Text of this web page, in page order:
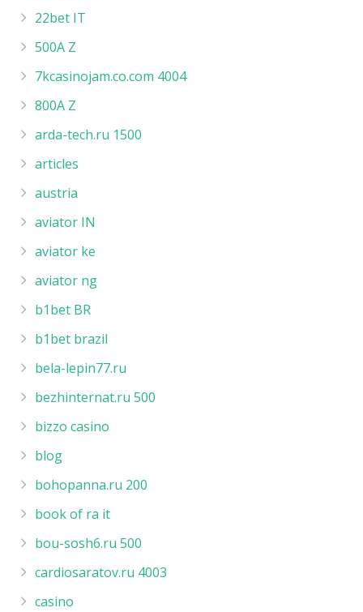
22bet IT
500A Z
7kcasinojam.co.com 4004
800A Z
arda-tech.ru 1500
articles
austria
aviator IN
aviator ke
aviator ng
b1bet BR
b1bet brazil
bela-lepin77.ru
bezhinternat.ru 500
bizzo casino
blog
bohopanna.ru 200
book of ra it
bou-sosh6.ru 500
cardiosaratov.ru 4003
casino